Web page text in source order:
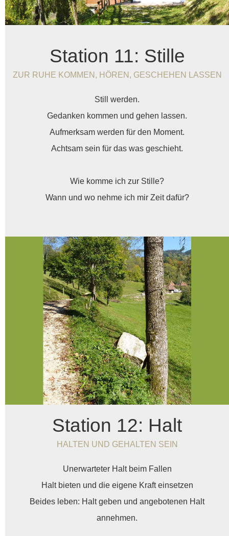
Station 11: Stille
ZUR RUHE KOMMEN, HÖREN, GESCHEHEN LASSEN
Still werden.
Gedanken kommen und gehen lassen.
Aufmerksam werden für den Moment.
Achtsam sein für das was geschieht.
Wie komme ich zur Stille?
Wann und wo nehme ich mir Zeit dafür?
Station 12: Halt
HALTEN UND GEHALTEN SEIN
Unerwarteter Halt beim Fallen
Halt bieten und die eigene Kraft einsetzen
Beides leben: Halt geben und angebotenen Halt
annehmen.